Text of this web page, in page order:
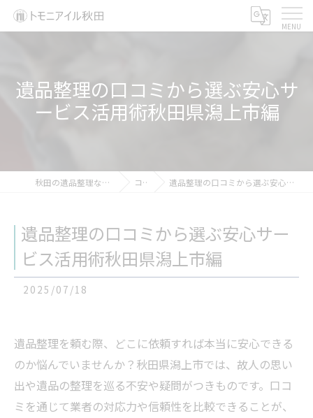
遺品整理の口コミから選ぶ安心サ
ービス活用術秋田県潟上市編
秋田の遺品整理ならトモニアイル秋田 コラム 遺品整理の口コミから選ぶ安心サービス活用術秋田県潟上市編
遺品整理の口コミから選ぶ安心サー
ビス活用術秋田県潟上市編
2025/07/18
遺品整理を頼む際、どこに依頼すれば本当に安心できる
のか悩んでいませんか？秋田県潟上市では、故人の思い
出や遺品の整理を巡る不安や疑問がつきものです。口コ
ミを通じて業者の対応力や信頼性を比較できることが、